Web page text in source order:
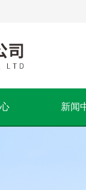
新闻